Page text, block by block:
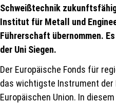
Schweißtechnik
Institut für Metall und
Führerschaft übernommen.
der Uni Siegen.
Der Europäische Fonds für
das wichtigste Instrument der
Europäischen Union. In